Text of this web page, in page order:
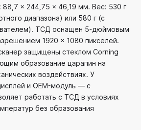
88,7 × 244,75 × 46,19 мм. Вес: 530 г
диапазона) или 580 г (с
ТСД оснащен 5-дюймовым
1920 × 1080 пикселей.
защищены стеклом Corning
образование царапин на
воздействиях. У
и OEM-модуль — с
работать с ТСД в условиях
без образования